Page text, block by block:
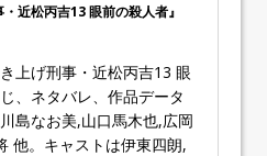
近松丙吉13 眼前の殺人者』
上げ刑事・近松丙吉13 眼
、ネタバレ、作品データ
島なお美,山口馬木也,広岡
他。キャストは伊東四朗,